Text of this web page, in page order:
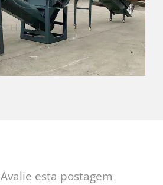
Avalie esta postagem